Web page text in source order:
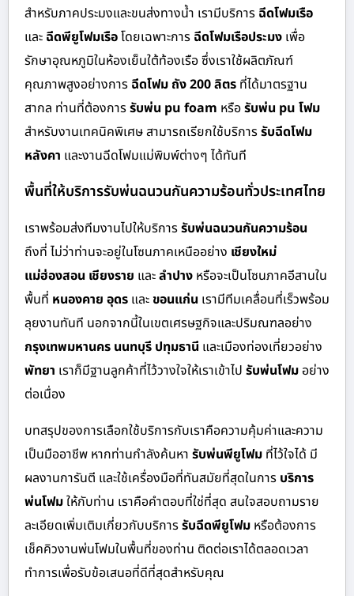
สำหรับภาคประมงและขนส่งทางน้ำ เรามีบริการ ฉีดโฟมเรือ
และ ฉีดพียูโฟมเรือโดยเฉพาะการ ฉีดโฟมเรือประมง เพื่อ
รักษาอุณหภูมิในห้องเย็นใต้ท้องเรือ ซึ่งเราใช้ผลิตภัณฑ์
คุณภาพสูงอย่างการ ฉีดโฟม ถัง 200 ลิตร ที่ได้มาตรฐาน
สากล ท่านที่ต้องการรับพ่น pu foam หรือรับพ่น pu โฟม
สำหรับงานเทคนิคพิเศษ สามารถเรียกใช้บริการรับฉีดโฟม
หลังคา และงานฉีดโฟมแม่พิมพ์ต่างๆ ได้ทันที
พื้นที่ให้บริการรับพ่นฉนวนกันความร้อนทั่วประเทศไทย
เราพร้อมส่งทีมงานไปให้บริการรับพ่นฉนวนกันความร้อน
ถึงที่ ไม่ว่าท่านจะอยู่ในโซนภาคเหนืออย่าง เชียงใหม่
แม่ฮ่องสอน เชียงราย และลำปาง หรือจะเป็นโซนภาคอีสานใน
พื้นที่ หนองคาย อุดร และขอนแก่น เรามีทีมเคลื่อนที่เร็วพร้อม
ลุยงานทันที นอกจากนี้ในเขตเศรษฐกิจและปริมณฑลอย่าง
กรุงเทพมหานคร นนทบุรี ปทุมธานี และเมืองท่องเที่ยวอย่าง
พัทยา เราก็มีฐานลูกค้าที่ไว้วางใจให้เราเข้าไป รับพ่นโฟม อย่าง
ต่อเนื่อง
บทสรุปของการเลือกใช้บริการกับเราคือความคุ้มค่าและความ
เป็นมืออาชีพ หากท่านกำลังค้นหา รับพ่นพียูโฟม ที่ไว้ใจได้ มี
ผลงานการันตี และใช้เครื่องมือที่ทันสมัยที่สุดในการ บริการ
พ่นโฟมให้กับท่าน เราคือคำตอบที่ใช่ที่สุด สนใจสอบถามราย
ละเอียดเพิ่มเติมเกี่ยวกับบริการรับฉีดพียูโฟม หรือต้องการ
เช็คคิวงานพ่นโฟมในพื้นที่ของท่าน ติดต่อเราได้ตลอดเวลา
ทำการเพื่อรับข้อเสนอที่ดีที่สุดสำหรับคุณ